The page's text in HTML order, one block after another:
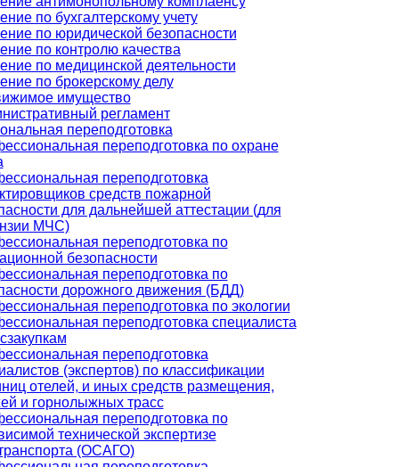
по бухгалтерскому учету
по юридической безопасности
по контролю качества
по медицинской деятельности
по брокерскому делу
имущество
регламент
переподготовка
переподготовка по охране
переподготовка
средств пожарной
для дальнейшей аттестации (для
МЧС)
переподготовка по
безопасности
переподготовка по
дорожного движения (БДД)
переподготовка по экологии
переподготовка специалиста
переподготовка
(экспертов) по классификации
отелей, и иных средств размещения,
и горнолыжных трасс
переподготовка по
технической экспертизе
(ОСАГО)